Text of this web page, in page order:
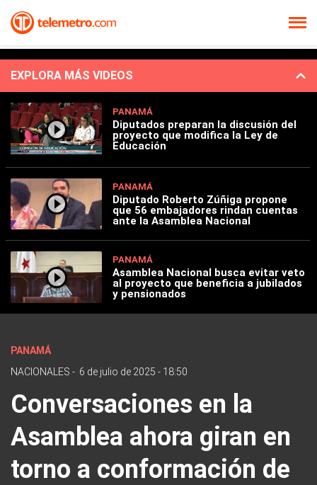
EXPLORA MÁS VIDEOS
PANAMÁ
Diputados preparan la discusión del
proyecto que modifica la Ley de
Educación
PANAMÁ
Diputado Roberto Zúñiga propone
que 56 embajadores rindan cuentas
ante la Asamblea Nacional
PANAMÁ
Asamblea Nacional busca evitar veto
al proyecto que beneficia a jubilados
y pensionados
PANAMÁ
NACIONALES - 6 de julio de 2025 - 18:50
Conversaciones en la
Asamblea ahora giran en
torno a conformación de